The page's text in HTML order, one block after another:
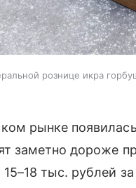
рознице икра
рынке
заметно дороже
тыс. рублей